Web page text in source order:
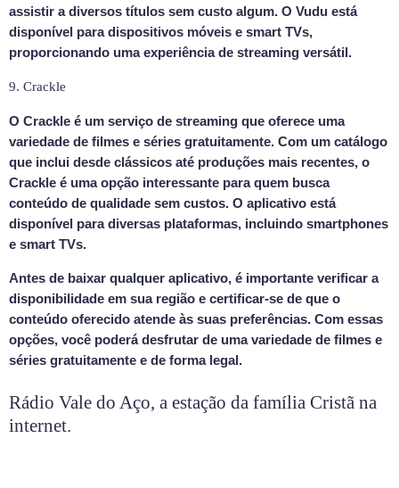
assistir a diversos títulos sem custo algum. O Vudu está
disponível para dispositivos móveis e smart TVs,
proporcionando uma experiência de streaming versátil.
9. Crackle
O Crackle é um serviço de streaming que oferece uma
variedade de filmes e séries gratuitamente. Com um catálogo
que inclui desde clássicos até produções mais recentes, o
Crackle é uma opção interessante para quem busca
conteúdo de qualidade sem custos. O aplicativo está
disponível para diversas plataformas, incluindo smartphones
e smart TVs.
Antes de baixar qualquer aplicativo, é importante verificar a
disponibilidade em sua região e certificar-se de que o
conteúdo oferecido atende às suas preferências. Com essas
opções, você poderá desfrutar de uma variedade de filmes e
séries gratuitamente e de forma legal.
Rádio Vale do Aço, a estação da família Cristã na
internet.